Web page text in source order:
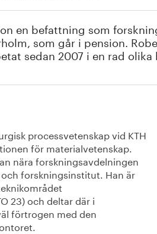
en befattning som
som går i pension.
sedan 2007 i en rad
processvetenskap vid KTH
för materialvetenskap.
nära forskningsavdelningen
forskningsinstitut. Han är
23) och deltar där i
förtrogen med den